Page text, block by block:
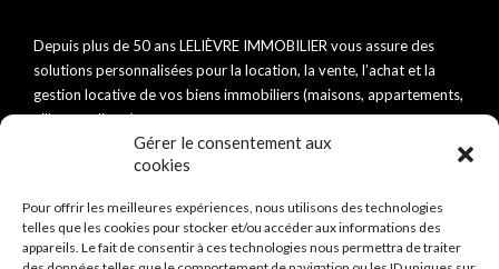
Gérer le consentement aux
cookies
Pour offrir les meilleures expériences, nous utilisons des technologies
telles que les cookies pour stocker et/ou accéder aux informations des
appareils. Le fait de consentir à ces technologies nous permettra de traiter
Depuis plus de 50 ans LELIÈVRE IMMOBILIER vous assure des
solutions personnalisées pour la location, la vente, l’achat et la
gestion locative de vos biens immobiliers (maisons, appartements,
villas, studios…).